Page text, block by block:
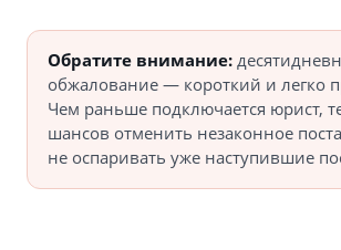
Обратите внимание:
обжалование — короткий и легко
Чем раньше подключается юрист,
шансов отменить незаконное
не оспаривать уже наступившие